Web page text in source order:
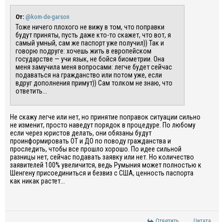
От: @kom-de-garson
Тоже ничего плохого не вижу в том, что поправки
будут приняты, пусть даже кто-то скажет, что вот, я
самый умный, сам же паспорт уже получил)) Так и
говорю подруге: хочешь жить в европейском
государстве — учи язык, не бойся биометрии. Она
меня замучила меня вопросами: легче будет сейчас
подаваться на гражданство или потом уже, если
вдруг дополнения примут)) Сам толком не знаю, что
ответить...
Не скажу легче или нет, но принятие поправок ситуации сильно
не изменит, просто наведут порядок в процедуре. По любому
если через юристов делать, они обязаны будут
проинформировать ОТ и ДО по поводу гражданства и
проследить, чтобы все прошло хорошо. По идее сильной
разницы нет, сейчас подавать заявку или нет. Но количество
заявителей 100% увеличится, ведь Румыния может полностью к
Шенгену присоединиться и безвиз с США, ценность паспорта
как никак растет...